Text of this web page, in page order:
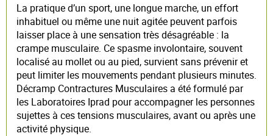
La pratique d’un sport, une longue marche, un effort
inhabituel ou même une nuit agitée peuvent parfois
laisser place à une sensation très désagréable : la
crampe musculaire. Ce spasme involontaire, souvent
localisé au mollet ou au pied, survient sans prévenir et
peut limiter les mouvements pendant plusieurs minutes.
Décramp Contractures Musculaires a été formulé par
les Laboratoires Iprad pour accompagner les personnes
sujettes à ces tensions musculaires, avant ou après une
activité physique.